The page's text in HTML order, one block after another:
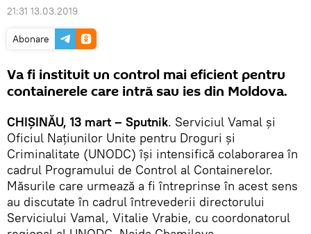
21:31 13.03.2019
Abonare
Va fi instituit un control mai eficient pentru
containerele care intră sau ies din Moldova.
CHIȘINĂU, 13 mart – Sputnik. Serviciul Vamal și
Oficiul Națiunilor Unite pentru Droguri și
Criminalitate (UNODC) își intensifică colaborarea în
cadrul Programului de Control al Containerelor.
Măsurile care urmează a fi întreprinse în acest sens
au discutate în cadrul întrevederii directorului
Serviciului Vamal, Vitalie Vrabie, cu coordonatorul